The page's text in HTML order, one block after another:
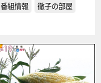
番組情報 徹子の部屋